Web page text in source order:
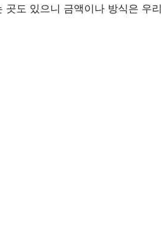
곳도 있으니 금액이나 방식은 우리